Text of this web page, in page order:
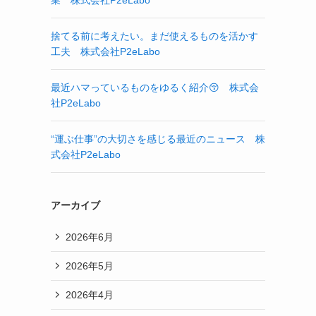
捨てる前に考えたい。まだ使えるものを活かす
工夫 株式会社P2eLabo
最近ハマっているものをゆるく紹介😚 株式会
社P2eLabo
“運ぶ仕事”の大切さを感じる最近のニュース 株
式会社P2eLabo
アーカイブ
2026年6月
2026年5月
2026年4月